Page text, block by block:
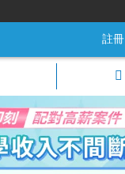
註冊